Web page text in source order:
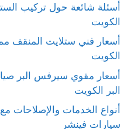
أسئلة شائعة حول تركيب
الكويت
أسعار فني ستلايت المنقف
الكويت
أسعار مقوي سيرفس البر
البر الكويت
أنواع الخدمات والإصلاحات
سيارات فينشر